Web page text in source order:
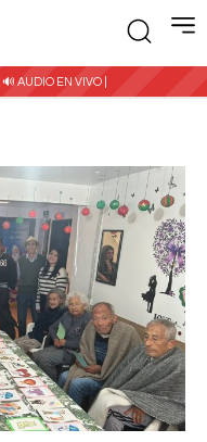
🔊 AUDIO EN VIVO |